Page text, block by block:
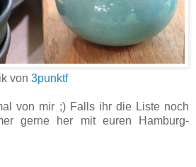
von 3punktf
von mir ;) Falls ihr die Liste noch
gerne her mit euren Hamburg-